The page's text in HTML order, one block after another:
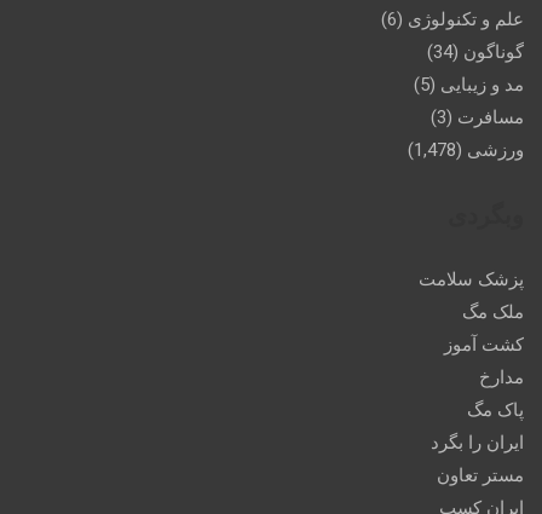
علم و تکنولوژی (6)
گوناگون (34)
مد و زیبایی (5)
مسافرت (3)
ورزشی (1,478)
پزشک سلامت
ملک مگ
کشت آموز
مدارخ
پاک مگ
ایران را بگرد
مستر تعاون
ایران کسب